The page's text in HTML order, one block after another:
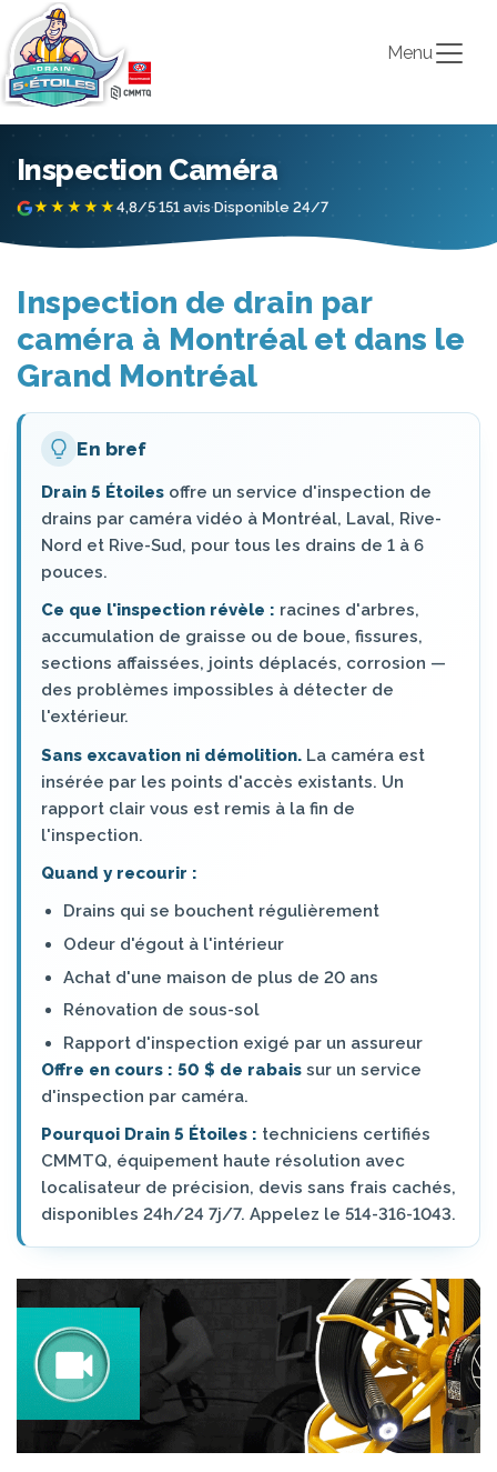
Menu
Inspection Caméra
★★★★★ 4,8/5·151 avis·Disponible 24/7
Inspection de drain par
caméra à Montréal et dans le
Grand Montréal
En bref
Drain 5 Étoiles offre un service d'inspection de
drains par caméra vidéo à Montréal, Laval, Rive-
Nord et Rive-Sud, pour tous les drains de 1 à 6
pouces.
Ce que l'inspection révèle : racines d'arbres,
accumulation de graisse ou de boue, fissures,
sections affaissées, joints déplacés, corrosion —
des problèmes impossibles à détecter de
l'extérieur.
Sans excavation ni démolition. La caméra est
insérée par les points d'accès existants. Un
rapport clair vous est remis à la fin de
l'inspection.
Quand y recourir :
Drains qui se bouchent régulièrement
Odeur d'égout à l'intérieur
Achat d'une maison de plus de 20 ans
Rénovation de sous-sol
Rapport d'inspection exigé par un assureur
Offre en cours : 50 $ de rabais sur un service
d'inspection par caméra.
Pourquoi Drain 5 Étoiles : techniciens certifiés
CMMTQ, équipement haute résolution avec
localisateur de précision, devis sans frais cachés,
disponibles 24h/24 7j/7. Appelez le 514-316-1043.